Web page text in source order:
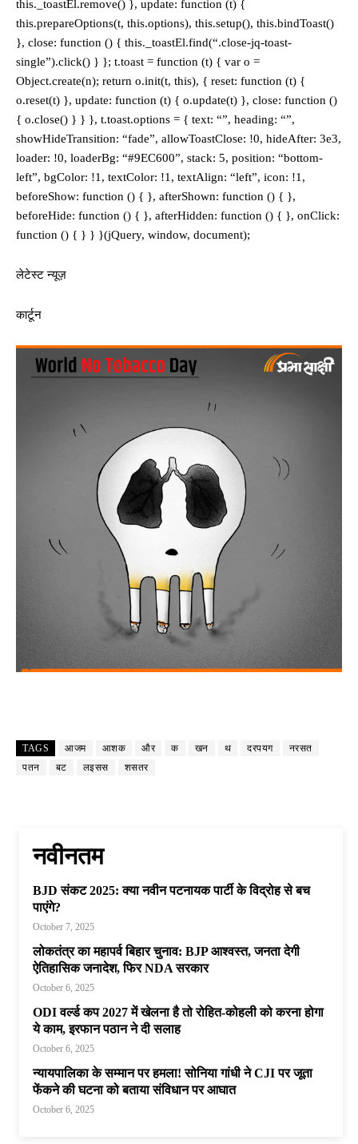
this._toastEl.remove() }, update: function (t) {
this.prepareOptions(t, this.options), this.setup(), this.bindToast()
}, close: function () { this._toastEl.find(“.close-jq-toast-
single”).click() } }; t.toast = function (t) { var o =
Object.create(n); return o.init(t, this), { reset: function (t) {
o.reset(t) }, update: function (t) { o.update(t) }, close: function ()
{ o.close() } } }, t.toast.options = { text: “”, heading: “”,
showHideTransition: “fade”, allowToastClose: !0, hideAfter: 3e3,
loader: !0, loaderBg: “#9EC600”, stack: 5, position: “bottom-
left”, bgColor: !1, textColor: !1, textAlign: “left”, icon: !1,
beforeShow: function () { }, afterShown: function () { },
beforeHide: function () { }, afterHidden: function () { }, onClick:
function () { } } }(jQuery, window, document);
लेटेस्ट न्यूज़
कार्टून
TAGS आजम आशक और क खन थ दरपयग
नरसत
पतन
बट लइसस शसतर
नवीनतम
BJD संकट 2025: क्या नवीन पटनायक पार्टी के विद्रोह से बच
पाएंगे?
October 7, 2025
लोकतंत्र का महापर्व बिहार चुनाव: BJP आश्वस्त, जनता देगी
ऐतिहासिक जनादेश, फिर NDA सरकार
October 6, 2025
ODI वर्ल्ड कप 2027 में खेलना है तो रोहित-कोहली को करना होगा
ये काम, इरफान पठान ने दी सलाह
October 6, 2025
न्यायपालिका के सम्मान पर हमला! सोनिया गांधी ने CJI पर जूता
फेंकने की घटना को बताया संविधान पर आघात
October 6, 2025